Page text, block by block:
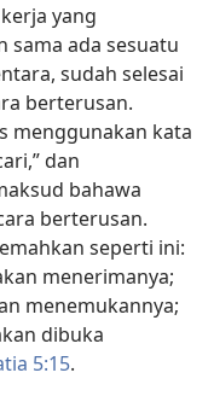
yang
sama ada sesuatu
sudah selesai
berterusan.
menggunakan kata
dan
bahawa
berterusan.
seperti ini:
menerimanya;
menemukannya;
dibuka
5:15.